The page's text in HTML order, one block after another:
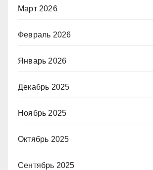
Март 2026
Февраль 2026
Январь 2026
Декабрь 2025
Ноябрь 2025
Октябрь 2025
Сентябрь 2025